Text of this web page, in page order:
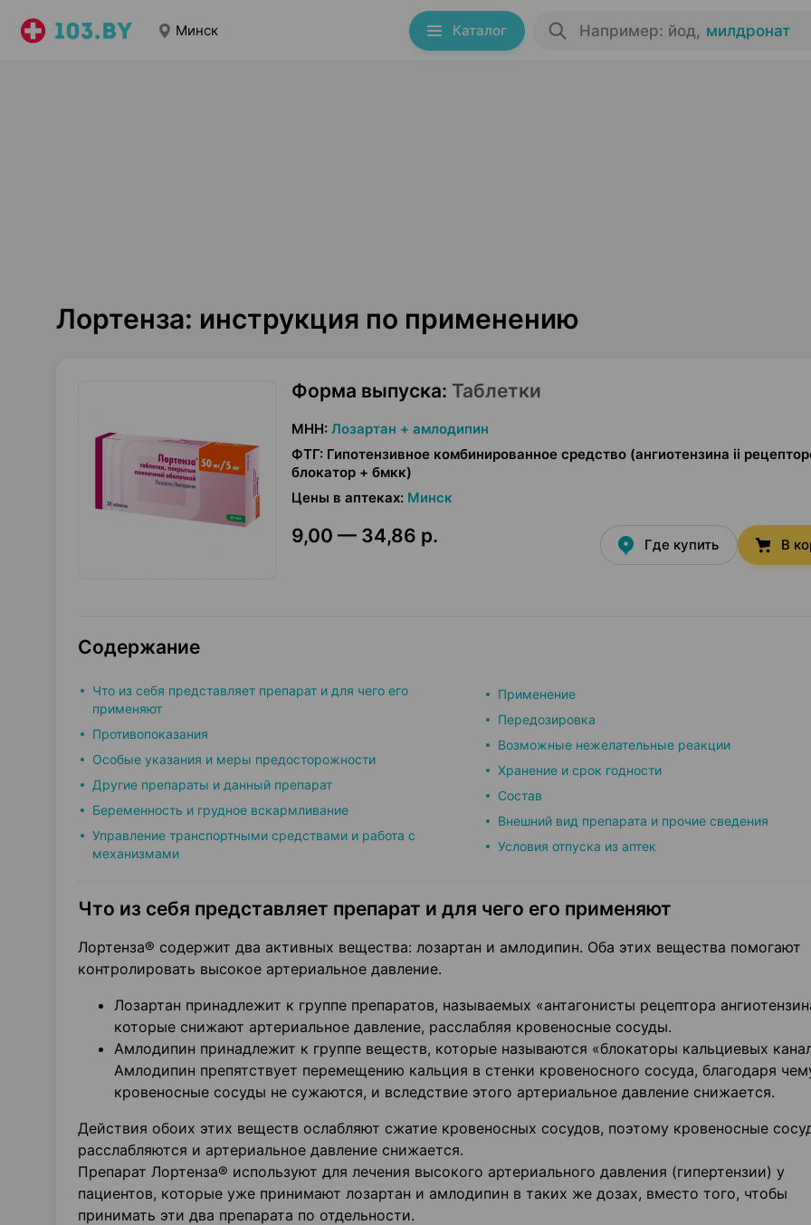
Минск Каталог Например: йод, милдронат
Лортенза: инструкция по применению
Форма выпуска: Таблетки
МНН: Лозартан + амлодипин
ФТГ: Гипотензивное комбинированное средство (ангиотензина ii
блокатор + бмкк)
Цены в аптеках: Минск
9,00 — 34,86 р. Где купить В
Содержание
Что из себя представляет препарат и для чего его
применяют
Противопоказания
Особые указания и меры предосторожности
Другие препараты и данный препарат
Беременность и грудное вскармливание
Управление транспортными средствами и работа с
механизмами
Применение
Передозировка
Возможные нежелательные реакции
Хранение и срок годности
Состав
Внешний вид препарата и прочие сведения
Условия отпуска из аптек
Что из себя представляет препарат и для чего его применяют
Лортенза® содержит два активных вещества: лозартан и амлодипин. Оба этих вещества помогают
контролировать высокое артериальное давление.
Лозартан принадлежит к группе препаратов, называемых «антагонисты рецептора
которые снижают артериальное давление, расслабляя кровеносные сосуды.
Амлодипин принадлежит к группе веществ, которые называются «блокаторы кальциевых
Амлодипин препятствует перемещению кальция в стенки кровеносного сосуда, благодаря
кровеносные сосуды не сужаются, и вследствие этого артериальное давление снижается.
Действия обоих этих веществ ослабляют сжатие кровеносных сосудов, поэтому кровеносные
расслабляются и артериальное давление снижается.
Препарат Лортенза® используют для лечения высокого артериального давления (гипертензии) у
пациентов, которые уже принимают лозартан и амлодипин в таких же дозах, вместо того, чтобы
принимать эти два препарата по отдельности.